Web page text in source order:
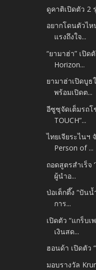
ดูคาติเปิดตัว 2
อยากโดนตัวไ
แรงถึงใจ...
“ยามาฮ่า” เปิ
Horizon...
ยามาฮ่าเปิดบูธ
พร้อมเปิดต...
อีซูซุจัดเต็มรถโ
TOUCH”...
ไทยเจียระไนฯ
Person of ...
ถอดสูตรสำเร็จ
ผู้นำอ...
ป่อเต็กตึ๊ง “ปัน
การ...
เปิดตัว “แกร็บ
เงินสด...
ฮอนด้า เปิดตัว
มอบรางวัล